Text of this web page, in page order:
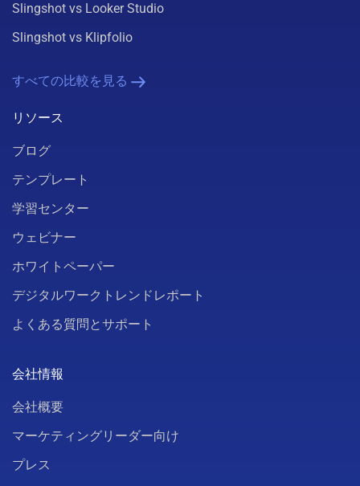
Slingshot vs Looker Studio
Slingshot vs Klipfolio
すべての比較を見る
リソース
ブログ
テンプレート
学習センター
ウェビナー
ホワイトペーパー
デジタルワークトレンドレポート
よくある質問とサポート
会社情報
会社概要
マーケティングリーダー向け
プレス